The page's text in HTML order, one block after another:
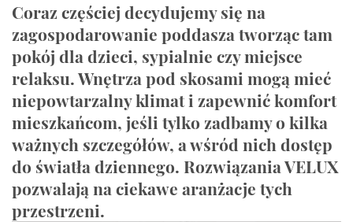
Coraz częściej decydujemy się na
zagospodarowanie poddasza tworząc tam
pokój dla dzieci, sypialnie czy miejsce
relaksu. Wnętrza pod skosami mogą mieć
niepowtarzalny klimat i zapewnić komfort
mieszkańcom, jeśli tylko zadbamy o kilka
ważnych szczegółów, a wśród nich dostęp
do światła dziennego. Rozwiązania VELUX
pozwalają na ciekawe aranżacje tych
przestrzeni.